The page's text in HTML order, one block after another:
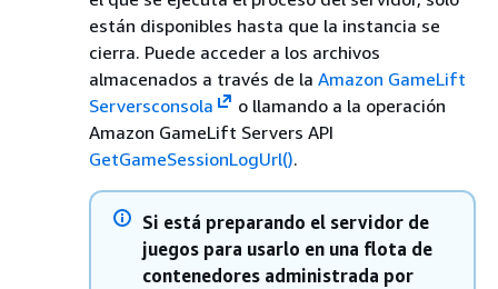
están disponibles hasta que la instancia se
cierra. Puede acceder a los archivos
almacenados a través de la Amazon GameLift
Serversconsola
o llamando a la operación
Amazon GameLift Servers API
GetGameSessionLogUrl().
Si está preparando el servidor de
juegos para usarlo en una flota de
contenedores administrada por